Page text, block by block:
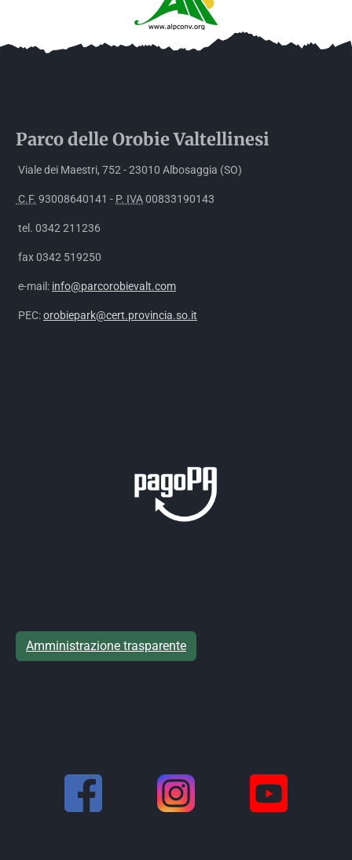
Parco delleOrobieValtellinesi
Viale dei Maestri, 752 - 23010 Albosaggia (SO)
C.F. 93008640141 - P. IVA00833190143
tel. 0342 211236
fax 0342 519250
e-mail: info@parcorobievalt.com
PEC:orobiepark@cert.provincia.so.it
Amministrazione trasparente